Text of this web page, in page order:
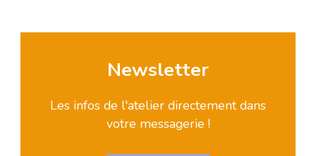
Newsletter
Les infos de l'atelier directement dans
votre messagerie !